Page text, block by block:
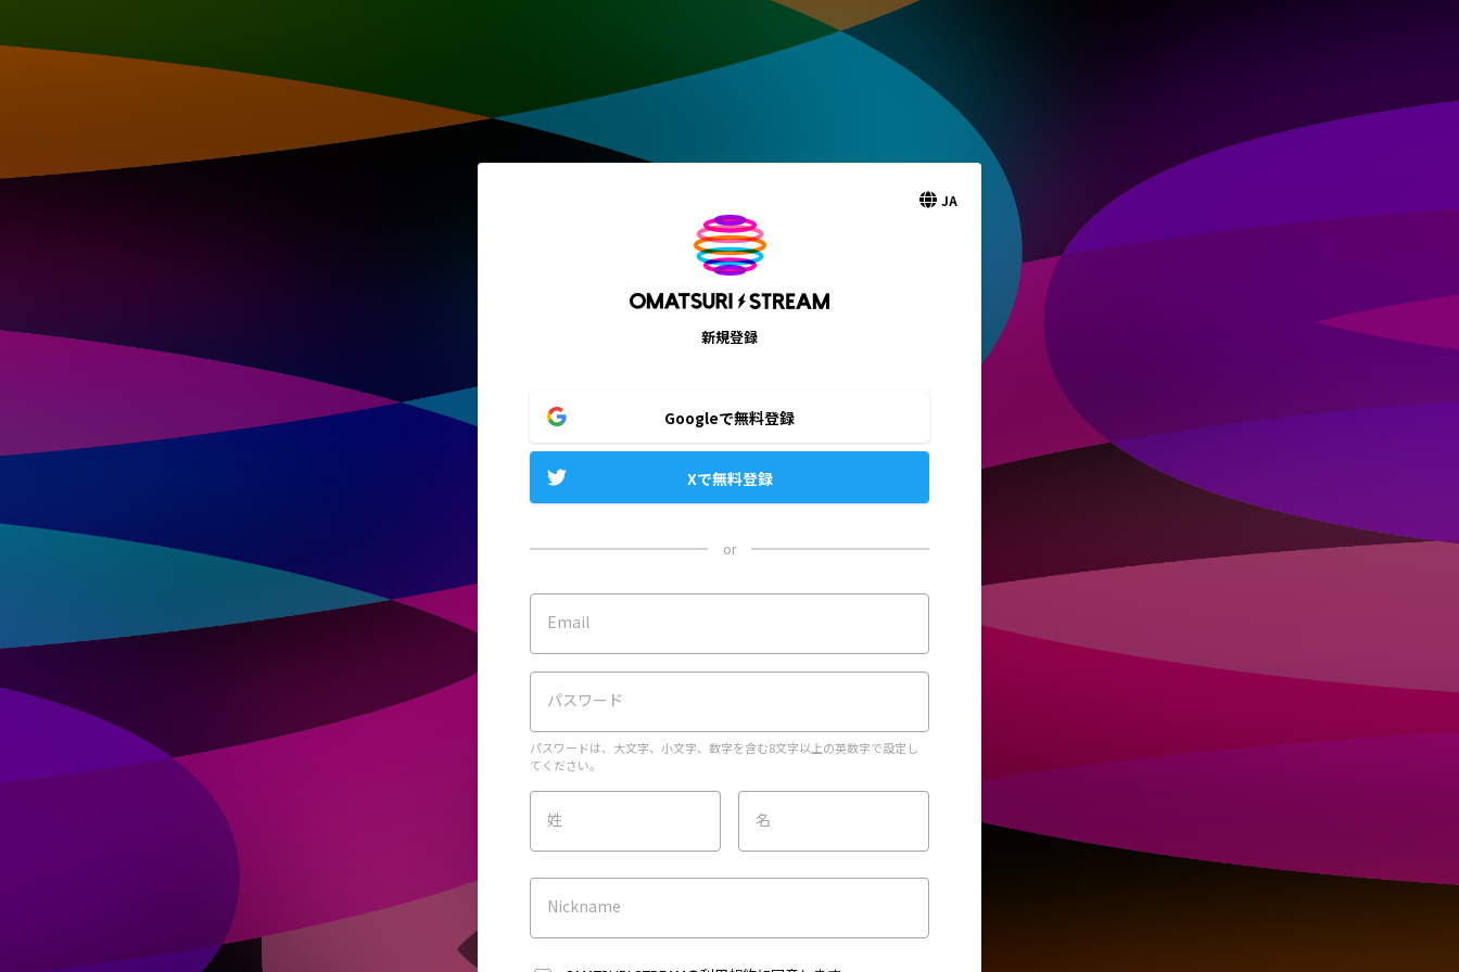
JA
新規登録
Googleで無料登録
Xで無料登録
or
Email
パスワード
パスワードは、大文字、小文字、数字を含む8文字以上の英数字で設定し
てください。
姓 名
Nickname